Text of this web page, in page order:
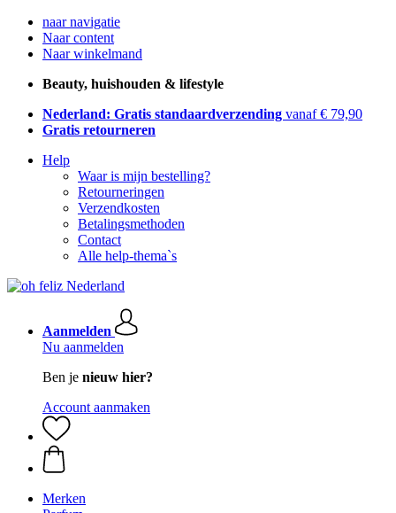
naar navigatie
Naar content
Naar winkelmand
Beauty, huishouden & lifestyle
Nederland: Gratis standaardverzending vanaf € 79,90
Gratis retourneren
Help
Waar is mijn bestelling?
Retourneringen
Verzendkosten
Betalingsmethoden
Contact
Alle help-thema`s
Aanmelden
Nu aanmelden
Ben je nieuw hier?
Account aanmaken
Merken